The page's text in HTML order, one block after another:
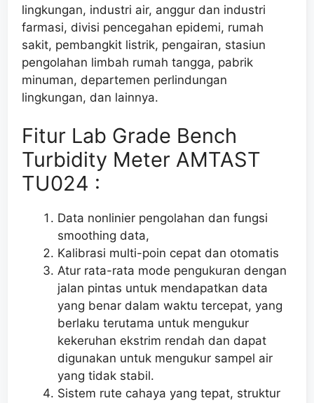
lingkungan, industri air, anggur dan industri
farmasi, divisi pencegahan epidemi, rumah
sakit, pembangkit listrik, pengairan, stasiun
pengolahan limbah rumah tangga, pabrik
minuman, departemen perlindungan
lingkungan, dan lainnya.
Fitur Lab Grade Bench
Turbidity Meter AMTAST
TU024 :
Data nonlinier pengolahan dan fungsi
smoothing data,
Kalibrasi multi-poin cepat dan otomatis
Atur rata-rata mode pengukuran dengan
jalan pintas untuk mendapatkan data
yang benar dalam waktu tercepat, yang
berlaku terutama untuk mengukur
kekeruhan ekstrim rendah dan dapat
digunakan untuk mengukur sampel air
yang tidak stabil.
Sistem rute cahaya yang tepat, struktur